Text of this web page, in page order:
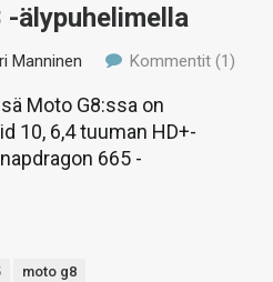
älypuhelimella
Manninen Kommentit (1)
Moto G8:ssa on
10, 6,4 tuuman HD+-
665 -
moto g8